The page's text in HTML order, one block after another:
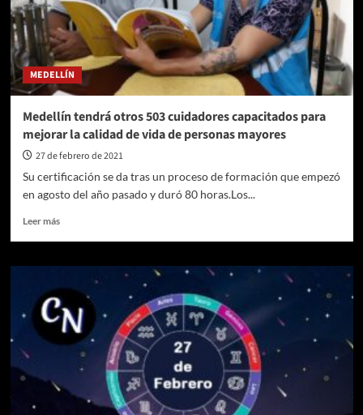
Laureles
fueron
renovados
con
una
inversión
$10.092
millones
MEDELLÍN
Medellín tendrá otros 503 cuidadores capacitados para
mejorar la calidad de vida de personas mayores
27 de febrero de 2021
Su certificación se da tras un proceso de formación que empezó
en agosto del año pasado y duró 80 horas.Los...
Leer másLeer
Medellín
otros
503
cuidadores
capacitados
mejorar
la
calidad